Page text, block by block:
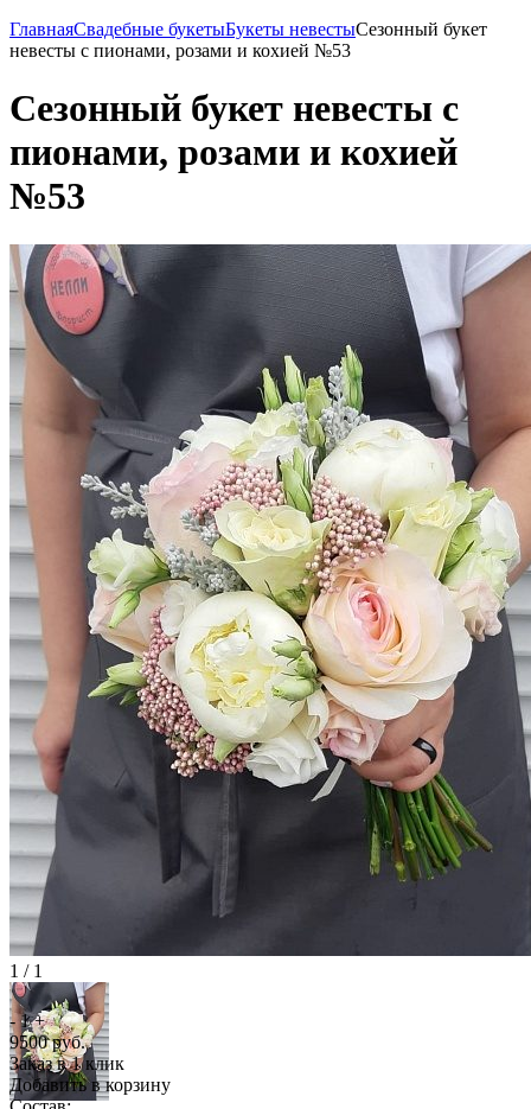
ГлавнаяСвадебные букетыБукеты невестыСезонный букет
невесты с пионами, розами и кохией №53
Сезонный букет невесты с
пионами, розами и кохией
№53
1 / 1
- 1 +
9500руб.
Заказ в 1 клик
Добавить в корзину